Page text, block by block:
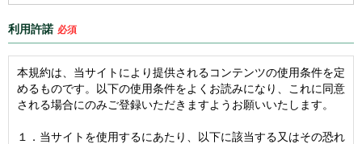
利用許諾 必須
本規約は、当サイトにより提供されるコンテンツの使用条件を定
めるものです。以下の使用条件をよくお読みになり、これに同意
される場合にのみご登録いただきますようお願いいたします。
１．当サイトを使用するにあたり、以下に該当する又はその恐れ